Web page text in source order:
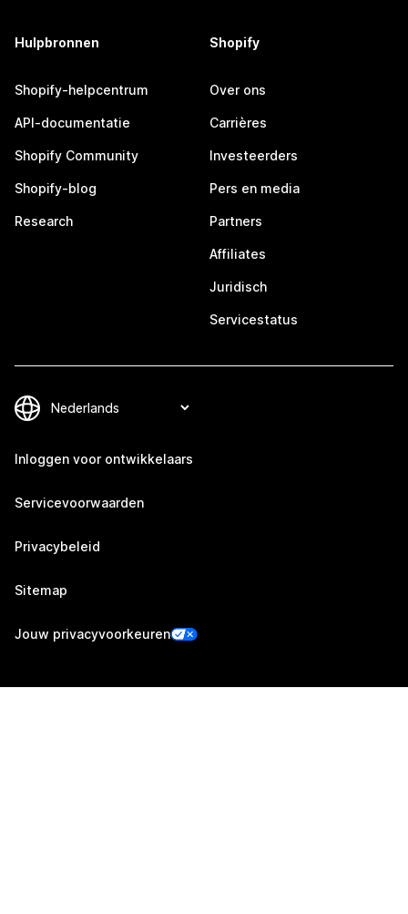
Hulpbronnen
Shopify-helpcentrum
API-documentatie
Shopify Community
Shopify-blog
Research
Shopify
Over ons
Carrières
Investeerders
Pers en media
Partners
Affiliates
Juridisch
Servicestatus
Inloggen voor ontwikkelaars
Servicevoorwaarden
Privacybeleid
Sitemap
Jouw privacyvoorkeuren